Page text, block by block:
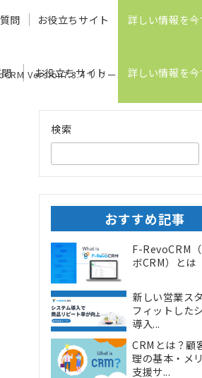
お役立ちサイト 詳しい情報を
問 お役立ちサイト 詳しい情報を
Version7.3.4 リリース
検索
おすすめ記事
F-RevoCRM
ボCRM）とは
新しい営業ス
フィットした
導入...
CRMとは？顧
理の基本・メ
支援サ...